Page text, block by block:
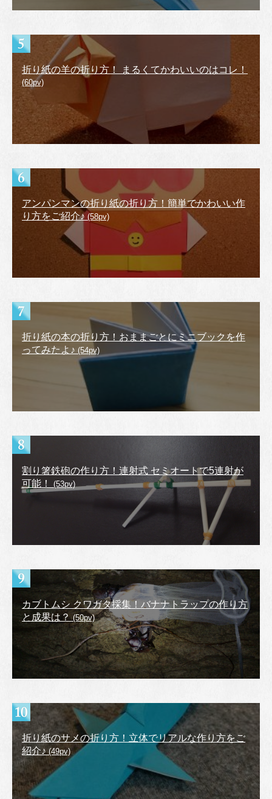
折り紙の羊の折り方！ まるくてかわいいのはコレ！
(60pv)
アンパンマンの折り紙の折り方！簡単でかわいい作
り方をご紹介♪ (58pv)
折り紙の本の折り方！おままごとにミニブックを作
ってみたよ♪ (54pv)
割り箸鉄砲の作り方！連射式 セミオートで5連射が
可能！
(53pv)
カブトムシ クワガタ採集！バナナトラップの作り方
と成果は？(50pv)
折り紙のサメの折り方！立体でリアルな作り方をご
紹介♪(49pv)